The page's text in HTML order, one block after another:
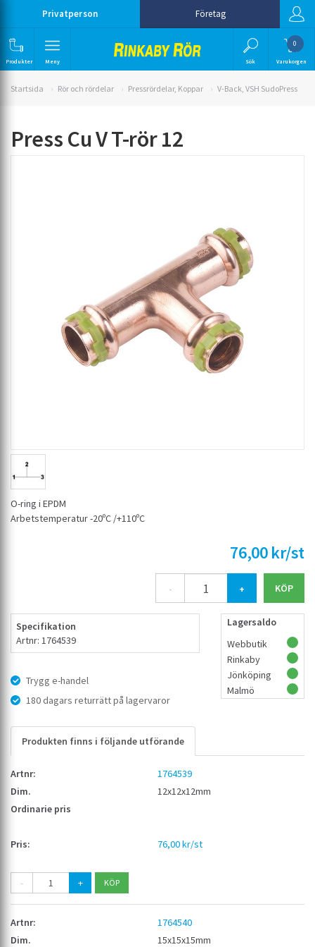
Privatperson Företag
Produkter Meny Sök
0
Varukorgen
Startsida Rör och rördelar Pressrördelar, Koppar V-Back, VSH SudoPress
Press Cu V T-rör 12
O-ring i EPDM
Arbetstemperatur -20ºC /+110ºC
76,00 kr/st
- +
Specifikation
Artnr: 1764539
Trygg e-handel
180 dagars returrätt på lagervaror
Lagersaldo
Webbutik
Rinkaby
Jönköping
Malmö
Produkten finns i följande utförande
1764539
12x12x12mm
76,00 kr/st
- +
1764540
15x15x15mm